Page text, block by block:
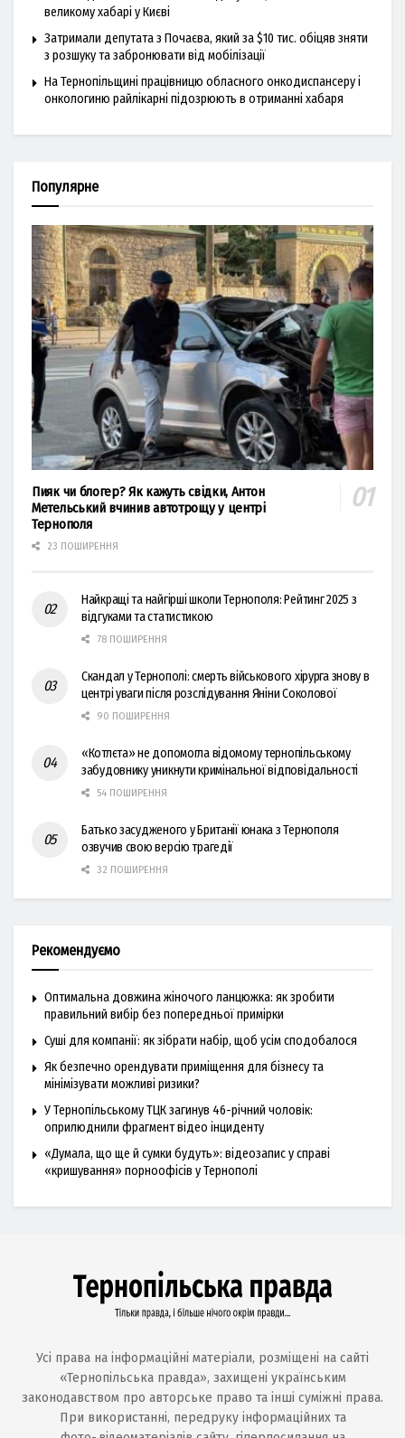
великому хабарі у Києві
Затримали депутата з Почаєва, який за $10 тис. обіцяв зняти
з розшуку та забронювати від мобілізації
На Тернопільщині працівницю обласного онкодиспансеру і
онкологиню райлікарні підозрюють в отриманні хабаря
Популярне
Пияк чи блогер? Як кажуть свідки, Антон
Метельський вчинив автотрощу у центрі
Тернополя
23 ПОШИРЕННЯ
Найкращі та найгірші школи Тернополя: Рейтинг 2025 з
відгуками та статистикою
78 ПОШИРЕННЯ
Скандал у Тернополі: смерть військового хірурга знову в
центрі уваги після розслідування Яніни Соколової
90 ПОШИРЕННЯ
«Котлєта» не допомогла відомому тернопільському
забудовнику уникнути кримінальної відповідальності
54 ПОШИРЕННЯ
Батько засудженого у Британії юнака з Тернополя
озвучив свою версію трагедії
32 ПОШИРЕННЯ
Рекомендуємо
Оптимальна довжина жіночого ланцюжка: як зробити
правильний вибір без попередньої примірки
Суші для компанії: як зібрати набір, щоб усім сподобалося
Як безпечно орендувати приміщення для бізнесу та
мінімізувати можливі ризики?
У Тернопільському ТЦК загинув 46-річний чоловік:
оприлюднили фрагмент відео інциденту
«Думала, що ще й сумки будуть»: відеозапис у справі
«кришування» порноофісів у Тернополі
Усі права на інформаційні матеріали, розміщені на сайті
«Тернопільська правда», захищені українським
законодавством про авторське право та інші суміжні права.
При використанні, передруку інформаційних та